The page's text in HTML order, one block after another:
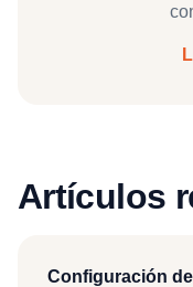
Artículos
Configuración